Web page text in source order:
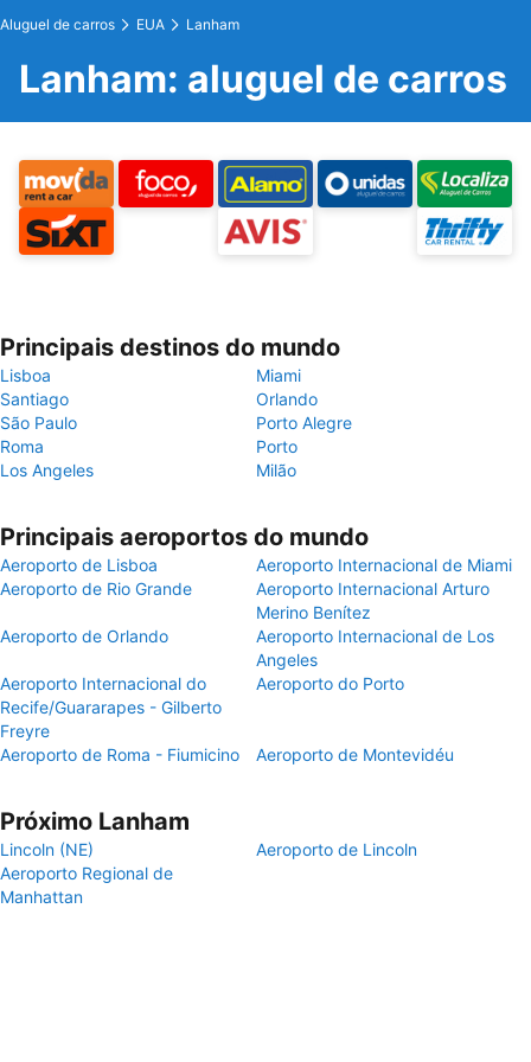
Aluguel de carros EUA Lanham
Lanham: aluguel de carros
Principais destinos do mundo
Lisboa
Miami
Santiago
Orlando
São Paulo
Porto Alegre
Roma
Porto
Los Angeles
Milão
Principais aeroportos do mundo
Aeroporto de Lisboa
Aeroporto Internacional de Miami
Aeroporto de Rio Grande
Aeroporto Internacional Arturo
Merino Benítez
Aeroporto de Orlando
Aeroporto Internacional de Los
Angeles
Aeroporto Internacional do
Recife/Guararapes - Gilberto
Freyre
Aeroporto do Porto
Aeroporto de Roma - Fiumicino Aeroporto de Montevidéu
Próximo Lanham
Lincoln (NE)
Aeroporto de Lincoln
Aeroporto Regional de
Manhattan